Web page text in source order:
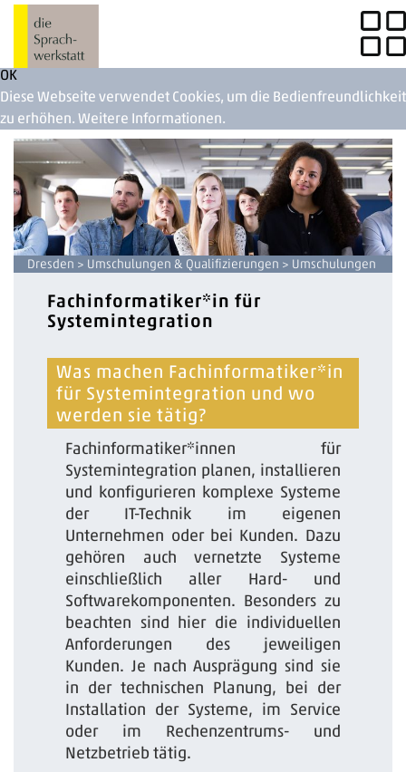
OK
Diese Webseite verwendet Cookies, um die Bedienfreundlichkeit
zu erhöhen. Weitere Informationen.
Dresden > Umschulungen & Qualifizierungen > Umschulungen
Fachinformatiker*in für
Systemintegration
Was machen Fachinformatiker*in
für Systemintegration und wo
werden sie tätig?
Fachinformatiker*innen für
Systemintegration planen, installieren
und konfigurieren komplexe Systeme
der IT-Technik im eigenen
Unternehmen oder bei Kunden. Dazu
gehören auch vernetzte Systeme
einschließlich aller Hard- und
Softwarekomponenten. Besonders zu
beachten sind hier die individuellen
Anforderungen des jeweiligen
Kunden. Je nach Ausprägung sind sie
in der technischen Planung, bei der
Installation der Systeme, im Service
oder im Rechenzentrums- und
Netzbetrieb tätig.